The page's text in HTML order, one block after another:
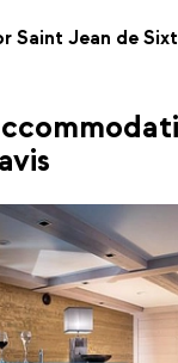
Saint Jean de Sixt